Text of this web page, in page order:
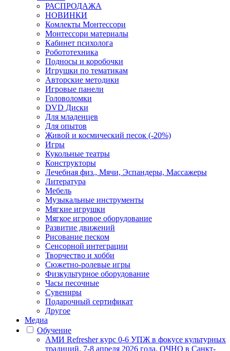
РАСПРОДАЖА
НОВИНКИ
Комлекты Монтессори
Монтессори материалы
Кабинет психолога
Робототехника
Подносы и коробочки
Игрушки по тематикам
Авторские методики
Игровые панели
Головоломки
DVD Диски
Для младенцев
Для опытов
Живой и космический песок (-20%)
Игры
Кукольные театры
Конструкторы
Лечебная физ., Мячи, Эспандеры, Массажеры
Литература
Мебель
Музыкальные инструменты
Мягкие игрушки
Мягкое игровое оборудование
Развитие движений
Рисование песком
Сенсорной интеграции
Творчество и хобби
Сюжетно-ролевые игры
Физкультурное оборудование
Часы песочные
Сувениры
Подарочный сертификат
Другое
Медиа
Обучение
АМИ Refresher курс 0-6 УПЖ в фокусе культурных
традиций, 7-8 апреля 2026 года. ОЧНО в Санкт-